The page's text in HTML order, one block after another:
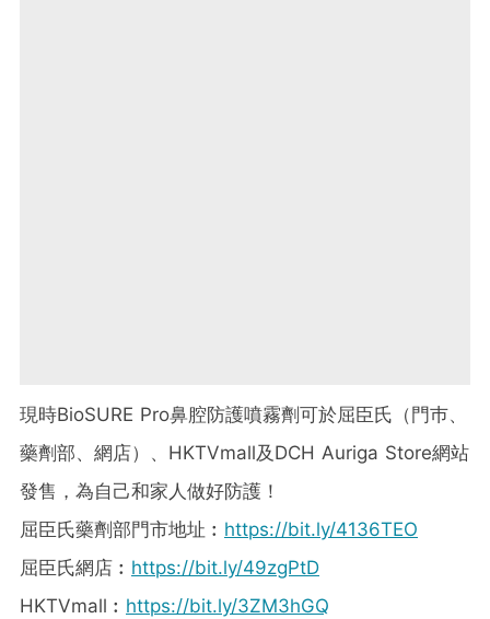
現時BioSURE Pro鼻腔防護噴霧劑可於屈臣氏（門巿、
藥劑部、網店）、HKTVmall及DCH Auriga Store網站
發售，為自己和家人做好防護！
屈臣氏藥劑部門市地址︰ https://bit.ly/4136TEO
屈臣氏網店︰ https://bit.ly/49zgPtD
HKTVmall︰ https://bit.ly/3ZM3hGQ